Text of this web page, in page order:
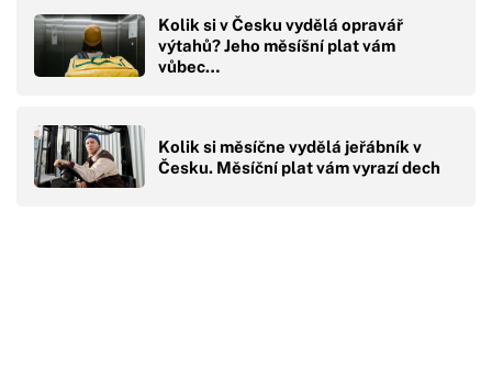
Kolik si v Česku vydělá opravář
výtahů? Jeho měsíšní plat vám
vůbec…
Kolik si měsíčne vydělá jeřábník v
Česku. Měsíční plat vám vyrazí dech